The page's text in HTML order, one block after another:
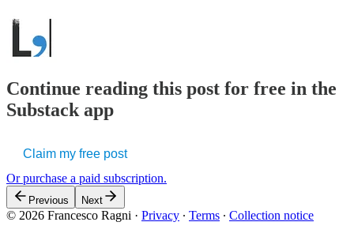
Continue reading this post for free in the
Substack app
Claim my free post
Or purchase a paid subscription.
Previous Next
© 2026 Francesco Ragni · Privacy ∙ Terms ∙ Collection notice